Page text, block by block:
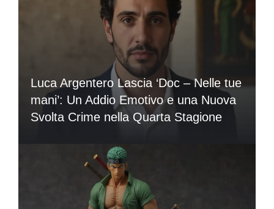
Luca Argentero Lascia ‘Doc – Nelle tue
mani’: Un Addio Emotivo e una Nuova
Svolta Crime nella Quarta Stagione